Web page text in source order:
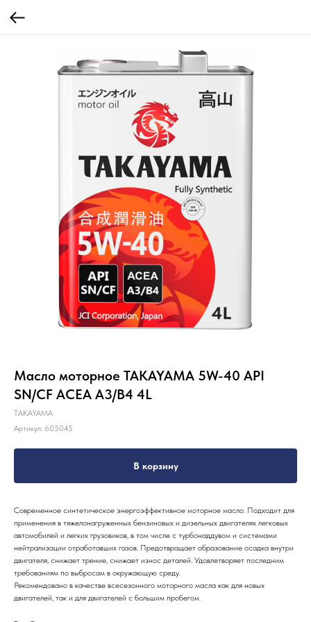
Масло моторное TAKAYAMA 5W-40 API
SN/CF ACEA A3/B4 4L
TAKAYAMA
Артикул: 605045
В корзину
Современное синтетическое энергоэффективное моторное масло. Подходит для
применения в тяжелонагруженных бензиновых и дизельных двигателях легковых
автомобилей и легких грузовиков, в том числе с турбонаддувом и системами
нейтрализации отработавших газов. Предотвращает образование осадка внутри
двигателя, снижает трение, снижает износ деталей. Удовлетворяет последним
требованиям по выбросам в окружающую среду.
Рекомендовано в качестве всесезонного моторного масла как для новых
двигателей, так и для двигателей с большим пробегом.